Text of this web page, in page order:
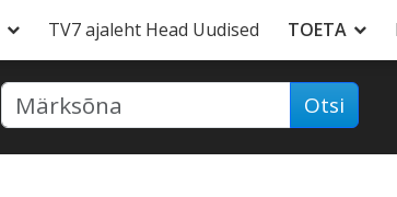
TV7 ajaleht Head Uudised TOETA
Otsi